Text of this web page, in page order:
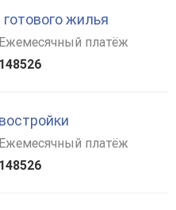
жилья
Ежемесячный платёж
148526
Ежемесячный платёж
148526